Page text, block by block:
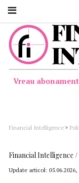
Vreau abonament
Financial Intelligence >
Financial Intelligence
Update articol: 05.06.2026,